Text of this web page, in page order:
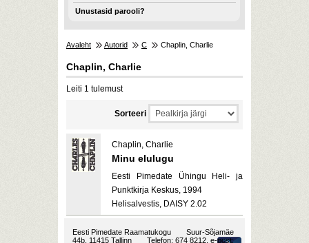
Unustasid parooli?
Avaleht Autorid C Chaplin, Charlie
Chaplin, Charlie
Leiti 1 tulemust
Sorteeri
Chaplin, Charlie
Minu elulugu
Eesti Pimedate Ühingu Heli- ja
Punktkirja Keskus, 1994
Helisalvestis, DAISY 2.02
Eesti Pimedate Raamatukogu
Suur-Sõjamäe
44b, 11415 Tallinn
Telefon: 674 8212, e-post: